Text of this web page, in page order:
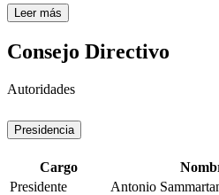
Juegos Olímpicos de Los Ángeles en
estrenaron como disciplina olímpica.
Leer más
Consejo Directivo
Autoridades
Presidencia
Cargo
Presidente
Antonio